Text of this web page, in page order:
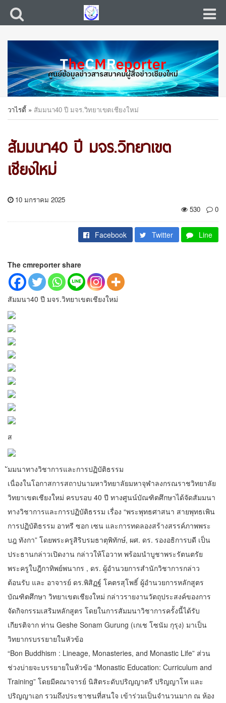
วาไรตี้ » สัมมนา40 ปี มจร.วิทยาเขตเชียงใหม่
สัมมนา40 ปี มจร.วิทยาเขต
เชียงใหม่
10 มกราคม 2025
530
0
Facebook Twitter Line
The cmreporter share
สัมมนา40 ปี มจร.วิทยาเขตเชียงใหม่
ส
ัมมนาทางวิชาการและการปฏิบัติธรรม
เนื่องในโอกาสการสถาปนามหาวิทยาลัยมหาจุฬาลงกรณราชวิทยาลัย
วิทยาเขตเชียงใหม่ ครบรอบ 40 ปี ทางศูนน์บัณฑิตศึกษาได้จัดสัมมนา
ทางวิชาการและการปฏิบัติธรรม เรื่อง “พระพุทธศาสนา สายพุทธเพิน
การปฏิบัติธรรม อาทรี ซอก เซน และการทดลองสร้างสรรค์ภาพพระ
บฎ ทังกา” โดยพระครูสิริบรมธาตุพิทักษ์, ผศ. ดร. รองอธิการบดี เป็น
ประธานกล่าวเปิดงาน กล่าวให้โอวาท พร้อมนำบูชาพระรัตนตรัย
พระครูใบฎีกาทิพย์พนากร , ดร. ผู้อำนวยการสำนักวิชาการกล่าว
ต้อนรับ และ อาจารย์ ดร.พิสิฏฐ์ โคตรสุโพธิ์ ผู้อำนวยการหลักสูตร
บัณฑิตศึกษา วิทยาเขตเชียงใหม่ กล่าวรายงานวัตถุประสงค์ของการ
จัดกิจกรรมเสริมหลักสูตร โดยในการสัมมนาวิชาการครั้งนี้ได้รับ
เกียรติจาก ท่าน Geshe Sonam Gurung (เกเช โซนัม กุรุง) มาเป็น
วิทยากรบรรยายในหัวข้อ
“Bon Buddhism : Lineage, Monasteries, and Monastic Life” ส่วน
ช่วงบ่ายจะบรรยายในหัวข้อ “Monastic Education: Curriculum and
Training” โดยมีคณาจารย์ นิสิตระดับปริญญาตรี ปริญญาโท และ
ปริญญาเอก รวมถึงประชาชนที่สนใจ เข้าร่วมเป็นจำนวนมาก ณ ห้อง